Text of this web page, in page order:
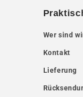
Wer sind
Kontakt
Lieferung